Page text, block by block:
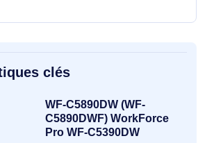
clés
clés
WF-C5890DW (WF-
C5890DWF) WorkForce
Pro WF-C5390DW